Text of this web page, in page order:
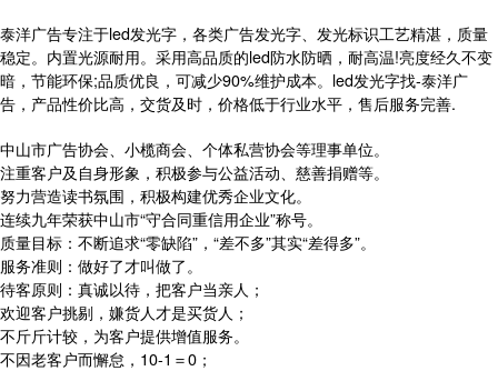
泰洋广告专注于led发光字，各类广告发光字、发光标识工艺精湛，质量
稳定。内置光源耐用。采用高品质的led防水防晒，耐高温!亮度经久不变
暗，节能环保;品质优良，可减少90%维护成本。led发光字找-泰洋广
告，产品性价比高，交货及时，价格低于行业水平，售后服务完善.
中山市广告协会、小榄商会、个体私营协会等理事单位。
注重客户及自身形象，积极参与公益活动、慈善捐赠等。
努力营造读书氛围，积极构建优秀企业文化。
连续九年荣获中山市“守合同重信用企业”称号。
质量目标：不断追求“零缺陷”，“差不多”其实“差得多”。
服务准则：做好了才叫做了。
待客原则：真诚以待，把客户当亲人；
欢迎客户挑剔，嫌货人才是买货人；
不斤斤计较，为客户提供增值服务。
不因老客户而懈怠，10-1＝0；